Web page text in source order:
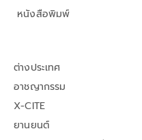
หนังสือพิมพ์
ต่างประเทศ
อาชญากรรม
X-CITE
ยานยนต์